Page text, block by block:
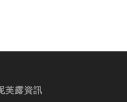
芙露資訊